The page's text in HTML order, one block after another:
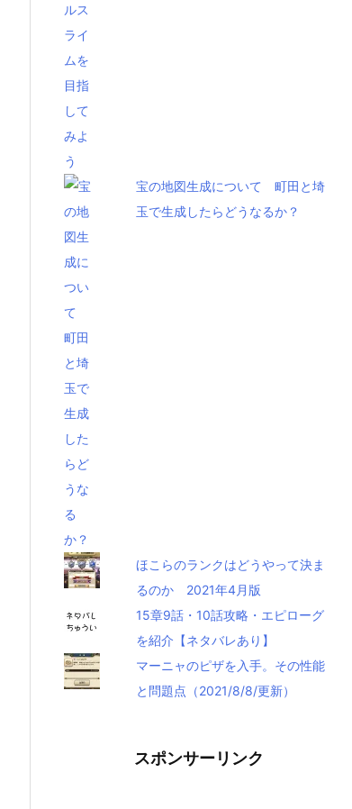
宝の地図生成について 町田と埼
玉で生成したらどうなるか？
ほこらのランクはどうやって決ま
るのか 2021年4月版
15章9話・10話攻略・エピローグ
を紹介【ネタバレあり】
マーニャのピザを入手。その性能
と問題点（2021/8/8/更新）
スポンサーリンク